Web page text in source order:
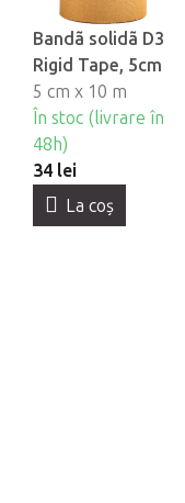
Bandã solidã D3
Rigid Tape, 5cm
5 cm x 10 m
În stoc (livrare în
48h)
34 lei
La coş